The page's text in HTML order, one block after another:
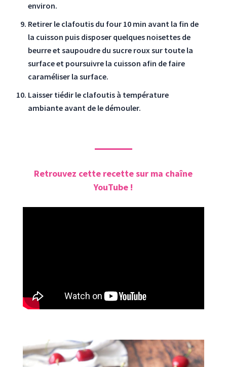
environ.
Retirer le clafoutis du four 10 min avant la fin de
la cuisson puis disposer quelques noisettes de
beurre et saupoudre du sucre roux sur toute la
surface et poursuivre la cuisson afin de faire
caraméliser la surface.
Laisser tiédir le clafoutis à température
ambiante avant de le démouler.
Retrouvez cette recette sur ma chaîne
YouTube !